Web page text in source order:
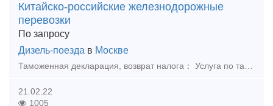
Китайско-российские железнодорожные
перевозки
По запросу
Дизель-поезда в Москве
Таможенная декларация, возврат налога： Услуга по таможенной декларации (подготовка и оформление документов на экспорт при отсутствии лицензии) Услуга возмещения налога. Возврат НД
21.02.22
1005